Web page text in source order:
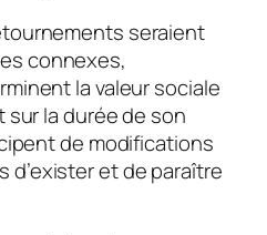
seraient
connexes,
la valeur sociale
sur la durée de son
de modifications
d’exister et de paraître